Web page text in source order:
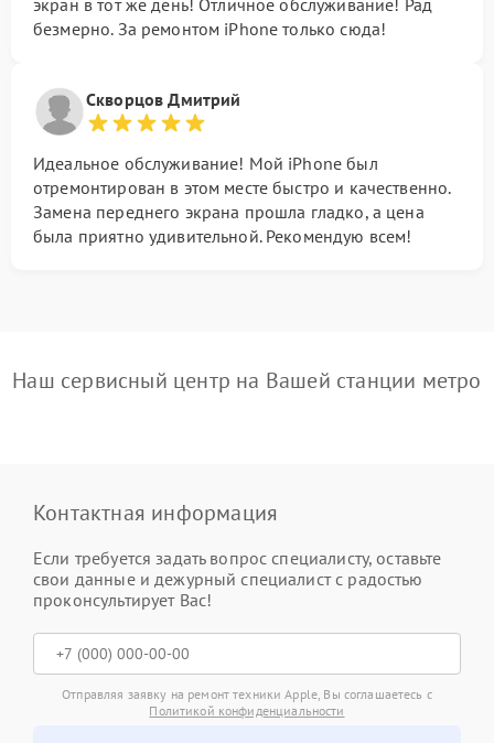
экран в тот же день! Отличное обслуживание! Рад
безмерно. За ремонтом iPhone только сюда!
Скворцов Дмитрий
Идеальное обслуживание! Мой iPhone был
отремонтирован в этом месте быстро и качественно.
Замена переднего экрана прошла гладко, а цена
была приятно удивительной. Рекомендую всем!
Наш сервисный центр на Вашей станции метро
Контактная информация
Если требуется задать вопрос специалисту, оставьте
свои данные и дежурный специалист с радостью
проконсультирует Вас!
Отправляя заявку на ремонт техники Apple, Вы соглашаетесь с
Политикой конфиденциальности